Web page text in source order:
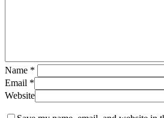
Name *
Email *
Website